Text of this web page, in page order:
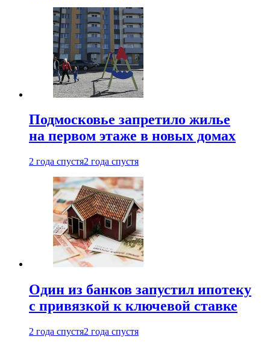
Подмосковье запретило жилье
на первом этаже в новых домах
2 года спустя2 года спустя
Один из банков запустил ипотеку
с привязкой к ключевой ставке
2 года спустя2 года спустя